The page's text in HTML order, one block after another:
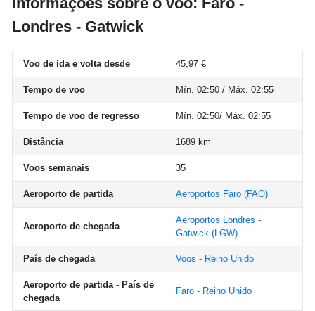
Londres - Gatwick
Voo de ida e volta desde 45,97 €
Tempo de voo Mín. 02:50 / Máx. 02:55
Tempo de voo de regresso Mín. 02:50/ Máx. 02:55
Distância 1689 km
Voos semanais 35
Aeroporto de partida Aeroportos Faro (FAO)
Aeroporto de chegada
Aeroportos Londres -
Gatwick (LGW)
País de chegada Voos - Reino Unido
Aeroporto de partida - País de
chegada
Faro - Reino Unido